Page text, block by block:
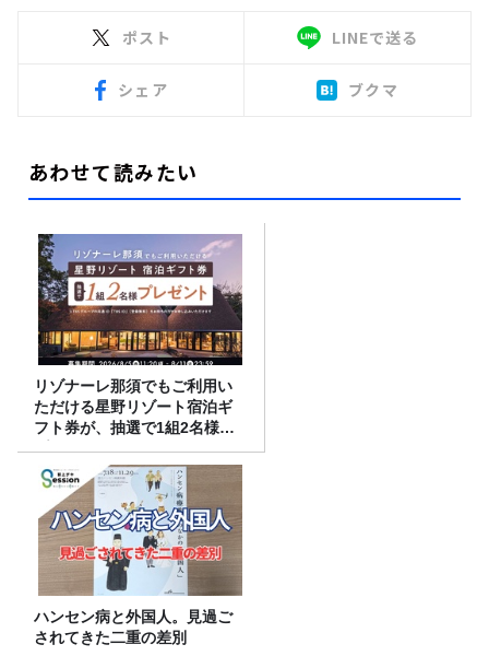
ポスト LINEで送る
シェア ブクマ
あわせて読みたい
リゾナーレ那須でもご利用い
ただける星野リゾート宿泊ギ
フト券が、抽選で1組2名様に
プレゼント！
ハンセン病と外国人。見過ご
されてきた二重の差別